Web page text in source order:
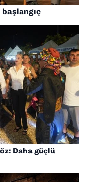
başlangıç
Daha güçlü